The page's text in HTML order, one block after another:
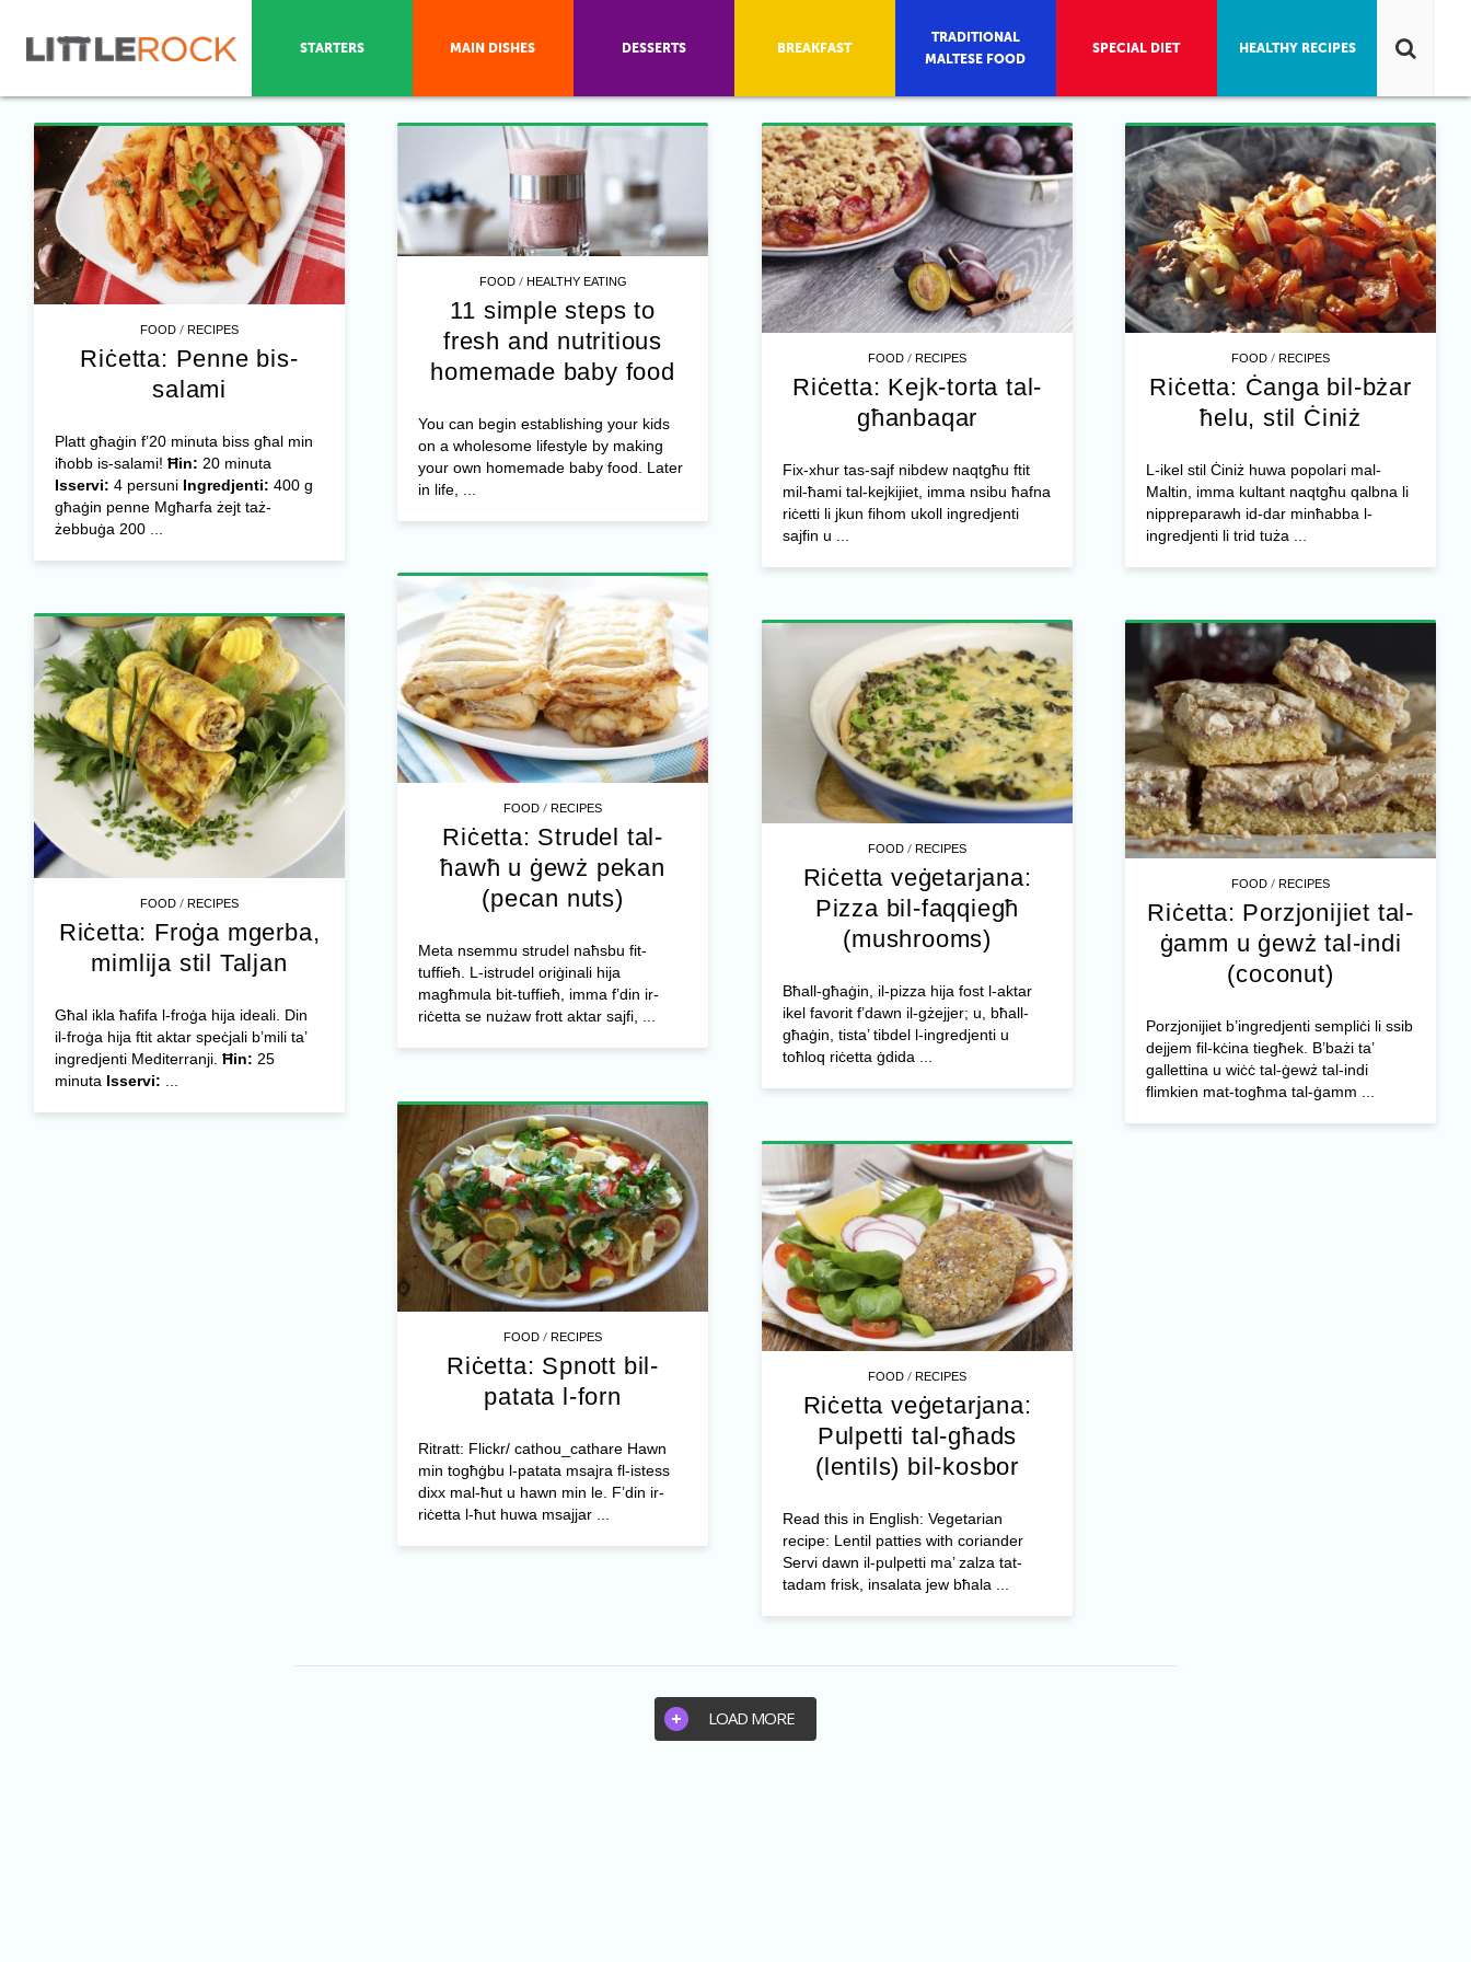
FOOD /RECIPES
Riċetta: Penne bis-
salami
Platt għaġin f’20 minuta biss għal min
iħobb is-salami! Ħin: 20 minuta
Isservi: 4 persuni Ingredjenti: 400 g
għaġin penne Mgħarfa żejt taż-
żebbuġa 200 ...
FOOD/ HEALTHY EATING
11 simple steps to
fresh and nutritious
homemade baby food
You can begin establishing your kids
on a wholesome lifestyle by making
your own homemade baby food. Later
in life, ...
FOOD /RECIPES
Riċetta: Kejk-torta tal-
għanbaqar
Fix-xhur tas-sajf nibdew naqtgħu ftit
mil-ħami tal-kejkijiet, imma nsibu ħafna
riċetti li jkun fihom ukoll ingredjenti
sajfin u ...
FOOD /RECIPES
Riċetta: Ċanga bil-bżar
ħelu, stil Ċiniż
L-ikel stil Ċiniż huwa popolari mal-
Maltin, imma kultant naqtgħu qalbna li
nippreparawh id-dar minħabba l-
ingredjenti li trid tuża ...
FOOD /RECIPES
Riċetta: Strudel tal-
ħawħ u ġewż pekan
(pecan nuts)
Meta nsemmu strudel naħsbu fit-
tuffieħ. L-istrudel oriġinali hija
magħmula bit-tuffieħ, imma f’din ir-
riċetta se nużaw frott aktar sajfi, ...
FOOD /RECIPES
Riċetta: Froġa mgerba,
mimlija stil Taljan
Għal ikla ħafifa l-froġa hija ideali. Din
il-froġa hija ftit aktar speċjali b’mili ta’
ingredjenti Mediterranji. Ħin: 25
minuta Isservi:
FOOD /RECIPES
Riċetta veġetarjana:
Pizza bil-faqqiegħ
(mushrooms)
Bħall-għaġin, il-pizza hija fost l-aktar
ikel favorit f’dawn il-gżejjer; u, bħall-
għaġin, tista’ tibdel l-ingredjenti u
toħloq riċetta ġdida ...
FOOD /RECIPES
Riċetta: Porzjonijiet tal-
ġamm u ġewż tal-indi
(coconut)
Porzjonijiet b’ingredjenti sempliċi li ssib
dejjem fil-kċina tiegħek. B’bażi ta’
gallettina u wiċċ tal-ġewż tal-indi
flimkien mat-togħma tal-ġamm ...
FOOD /RECIPES
Riċetta: Spnott bil-
patata l-forn
Ritratt: Flickr/ cathou_cathare Hawn
min togħġbu l-patata msajra fl-istess
dixx mal-ħut u hawn min le. F’din ir-
riċetta l-ħut huwa msajjar ...
FOOD /RECIPES
Riċetta veġetarjana:
Pulpetti tal-għads
(lentils) bil-kosbor
Read this in English: Vegetarian
recipe: Lentil patties with coriander
Servi dawn il-pulpetti ma’ zalza tat-
tadam frisk, insalata jew bħala ...
LOAD MORE
STARTERS MAIN DISHES DESSERTS BREAKFAST
TRADITIONAL
MALTESE FOOD
SPECIAL DIET HEALTHY RECIPES